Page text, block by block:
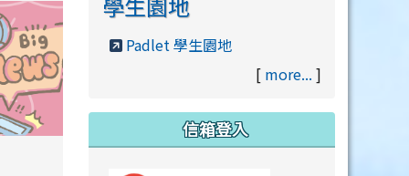
xiaohongshu.html
Padlet 學生園地
[ more... ]
信箱登入